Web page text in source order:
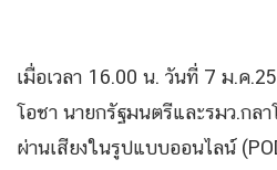
เมื่อเวลา 16.00 น. วันที่ 7 ม.ค
โอชา นายกรัฐมนตรีและรมว.กล
ผ่านเสียงในรูปแบบออนไลน์